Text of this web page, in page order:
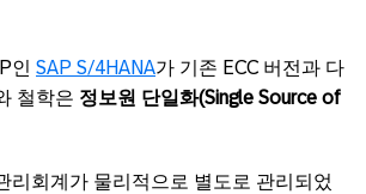
인 SAP S/4HANA가 기존 ECC 버전과 다
철학은 정보원 단일화(Single Source of
리회계가 물리적으로 별도로 관리되었